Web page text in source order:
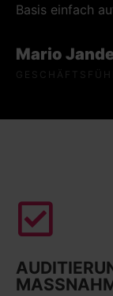
Basis einfach
Mario